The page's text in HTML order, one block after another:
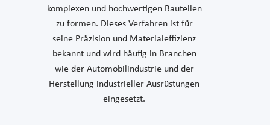
komplexen und hochwertigen Bauteilen
zu formen. Dieses Verfahren ist für
seine Präzision und Materialeffizienz
bekannt und wird häufig in Branchen
wie der Automobilindustrie und der
Herstellung industrieller Ausrüstungen
eingesetzt.